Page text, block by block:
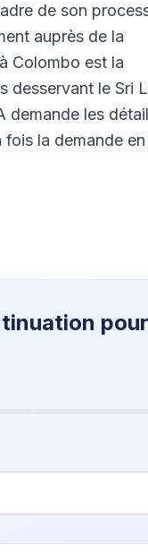
de son
auprès de la
Colombo est la
desservant le Sri
demande les
la demande